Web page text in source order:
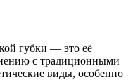
губки — это её
с традиционными
виды, особенно